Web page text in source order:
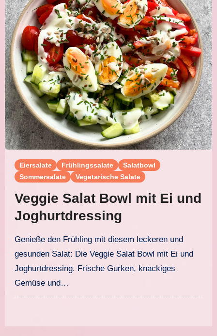
Eiersalate Frühlingssalate
Salatbowl
Sommersalate
Vegetarische Salate
Veggie Salat Bowl mit Ei und
Joghurtdressing
Genieße den Frühling mit diesem leckeren und
gesunden Salat: Die Veggie Salat Bowl mit Ei und
Joghurtdressing. Frische Gurken, knackiges
Gemüse und…